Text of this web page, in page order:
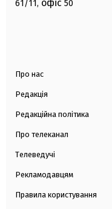
61/11, офіс 50
Про нас
Редакція
Редакційна політика
Про телеканал
Телеведучі
Рекламодавцям
Правила користування